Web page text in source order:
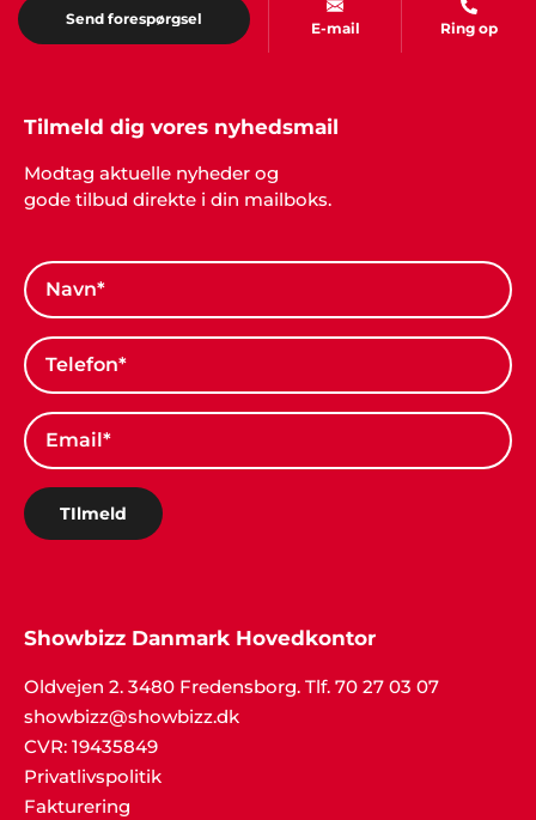
og underholdning fra Showbizz Danmark. Det
virker hver gang".
"Det er måske kun 1 gang i livet, man holder sådan
en fest og så er det jo dejligt, at alting er i orden
Send forespørgsel
E-mail Ring op
Tilmeld dig vores nyhedsmail
Modtag aktuelle nyheder og
gode tilbud direkte i din mailboks.
TIlmeld
Showbizz Danmark Hovedkontor
Oldvejen 2. 3480 Fredensborg. Tlf. 70 27 03 07
showbizz@showbizz.dk
CVR: 19435849
Privatlivspolitik
Fakturering